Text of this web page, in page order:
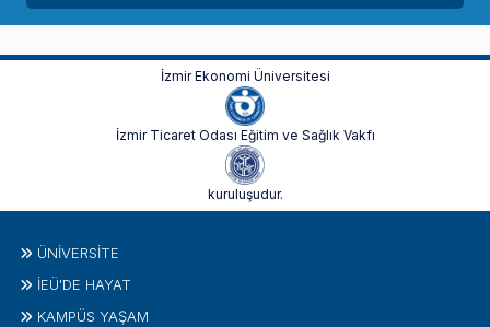
İzmir Ekonomi Üniversitesi
İzmir Ticaret Odası Eğitim ve Sağlık Vakfı
kuruluşudur.
ÜNIVERSITE
İEÜ'DE HAYAT
KAMPÜS YAŞAM